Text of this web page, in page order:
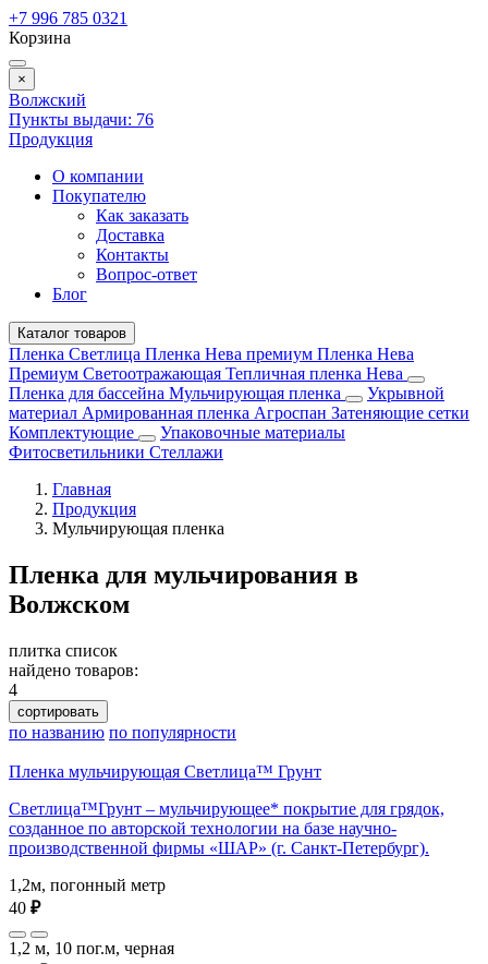
+7 996 785 0321
Корзина
×
Волжский
Пункты выдачи: 76
Продукция
О компании
Покупателю
Как заказать
Доставка
Контакты
Вопрос-ответ
Блог
Каталог товаров
Пленка Светлица Пленка Нева премиум Пленка Нева
Премиум Светоотражающая Тепличная пленка Нева
Пленка для бассейна Мульчирующая пленка
Укрывной
материал Армированная пленка Агроспан Затеняющие сетки
Комплектующие
Упаковочные материалы
Фитосветильники Стеллажи
Главная
Продукция
Мульчирующая пленка
Пленка для мульчирования в
Волжском
плитка список
найдено товаров:
4
сортировать
по названию по популярности
Пленка мульчирующая Светлица™ Грунт
Светлица™Грунт – мульчирующее* покрытие для грядок,
созданное по авторской технологии на базе научно-
производственной фирмы «ШАР» (г. Санкт-Петербург).
1,2м, погонный метр
40 ₽
1,2 м, 10 пог.м, черная